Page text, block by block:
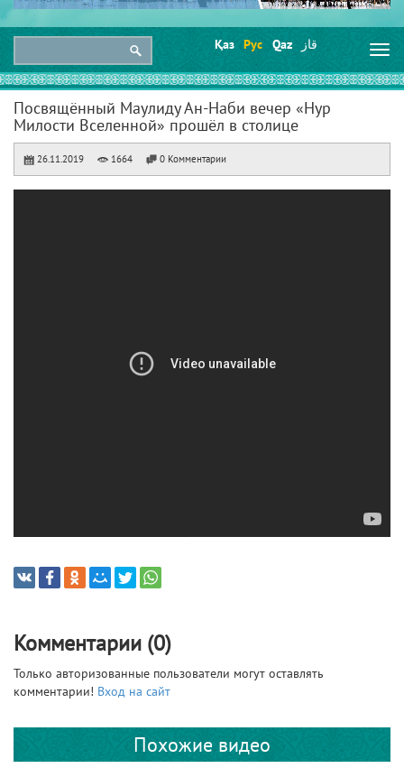
Қаз Рус Qaz قاز
Посвящённый Маулиду Ан-Наби вечер «Нур
Милости Вселенной» прошёл в столице
26.11.2019 1664 0 Комментарии
Комментарии (0)
Только авторизованные пользователи могут оставлять
комментарии! Вход на сайт
Похожие видео